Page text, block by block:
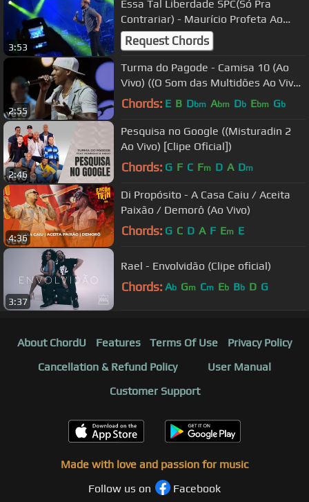
3:53
Essa Tal Liberdade SPC(Só Pra
Contrariar) - Maurício Profeta Ao
Vivo #aovivo #spc #samba #pagode
Request Chords
2:55
Turma do Pagode - Camisa 10 (Ao
Vivo) ((O Som das Multidões Ao Vivo)
[Clipe Oficial])
Chords: E B Dbm Abm Db Ebm Gb
2:46
Pesquisa no Google ((Misturadin 2
Ao Vivo) [Clipe Oficial])
Chords: G F C Fm D A Dm
4:36
Di Propósito - A Casa Caiu / Aceita
Paixão / Demorô (Ao Vivo)
Chords: G C D A F Em E
3:37
Rael - Envolvidão (Clipe oficial)
Chords: Ab Gm Cm Eb Bb D G
About ChordU Features Terms Of Use
Privacy Policy
Cancellation & Refund Policy
User Manual
Customer Support
Made with love and passion for music
Follow us on
Facebook